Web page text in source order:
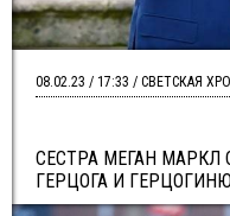
СЕСТРА МЕГАН МАРКЛ
ГЕРЦОГА И
08.02.23 / 17:33 / СВЕТСКАЯ